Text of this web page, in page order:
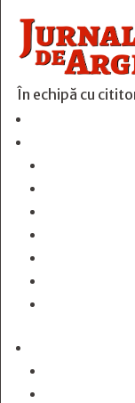
În echipă cu